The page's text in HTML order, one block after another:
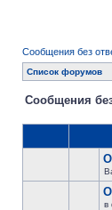
Сообщения без
Список форумов
Сообщения
О
в